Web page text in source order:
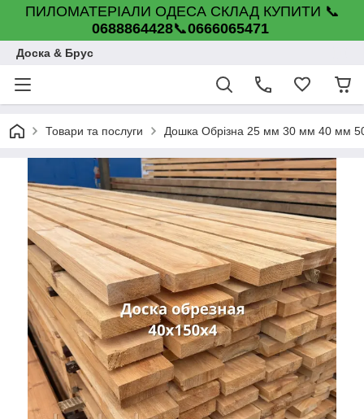
ПИЛОМАТЕРІАЛИ ОДЕСА СКЛАД КУПИТИ 📞
0688864428📞0666065471
Доска & Брус
Товари та послуги Дошка Обрізна 25 мм 30 мм 40 мм